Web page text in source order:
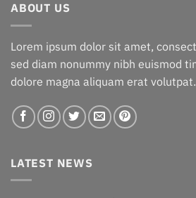
ABOUT US
Lorem ipsum dolor sit amet,
sed diam nonummy nibh euismod
dolore magna aliquam erat volutpat.
LATEST NEWS